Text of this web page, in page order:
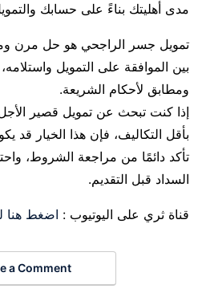
مدى أهليتك بناءً على حسابك
تمويل جسر الراجحي هو حل مرن
بين الموافقة على التمويل
ومطابق لأحكام الشريعة.
إذا كنت تبحث عن تمويل قصير
بأقل التكاليف، فإن هذا الخيار قد
تأكد دائمًا من مراجعة الشروط،
السداد قبل التقديم.
قناة ثري على اليوتيوب : اضغط هنا
a Comment